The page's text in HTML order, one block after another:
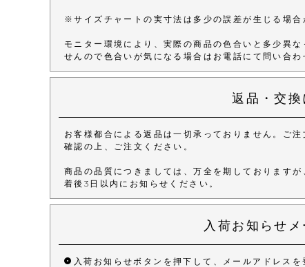
※サイズチャートの実寸法は多少の誤差が生じる場合
モニター環境により、実際の商品の色合いと多少異
せんので色合いが気になる場合はお電話にて問い合わ
返品・交換
お客様都合による返品は一切承っておりません。ご
確認の上、ご注文ください。
商品の品質につきましては、万全を期しております
着後3日以内にお知らせください。
入荷お知らせ
入荷お知らせボタンを押下して、メールアドレスを